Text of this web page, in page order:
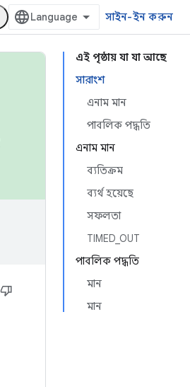
সাইন-ইন করুন
এই পৃষ্ঠায় যা যা আছে
সারাংশ
এনাম মান
পাবলিক পদ্ধতি
এনাম মান
ব্যতিক্রম
ব্যর্থ হয়েছে
সফলতা
TIMED_OUT
পাবলিক পদ্ধতি
মান
মান